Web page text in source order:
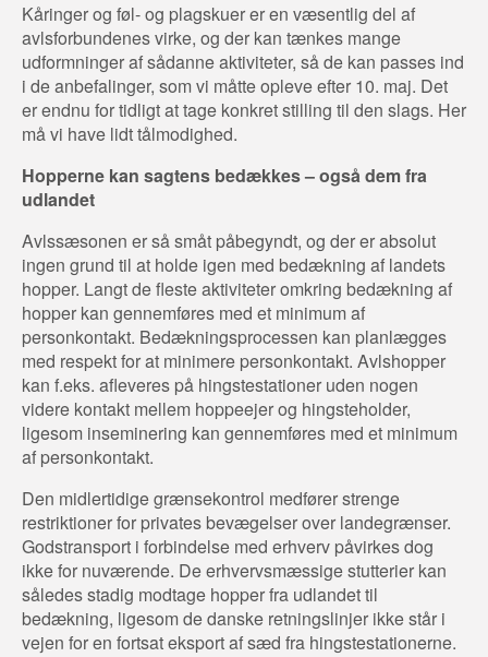
Kåringer og føl- og plagskuer er en væsentlig del af
avlsforbundenes virke, og der kan tænkes mange
udformninger af sådanne aktiviteter, så de kan passes ind
i de anbefalinger, som vi måtte opleve efter 10. maj. Det
er endnu for tidligt at tage konkret stilling til den slags. Her
må vi have lidt tålmodighed.
Hopperne kan sagtens bedækkes – også dem fra
udlandet
Avlssæsonen er så småt påbegyndt, og der er absolut
ingen grund til at holde igen med bedækning af landets
hopper. Langt de fleste aktiviteter omkring bedækning af
hopper kan gennemføres med et minimum af
personkontakt. Bedækningsprocessen kan planlægges
med respekt for at minimere personkontakt. Avlshopper
kan f.eks. afleveres på hingstestationer uden nogen
videre kontakt mellem hoppeejer og hingsteholder,
ligesom inseminering kan gennemføres med et minimum
af personkontakt.
Den midlertidige grænsekontrol medfører strenge
restriktioner for privates bevægelser over landegrænser.
Godstransport i forbindelse med erhverv påvirkes dog
ikke for nuværende. De erhvervsmæssige stutterier kan
således stadig modtage hopper fra udlandet til
bedækning, ligesom de danske retningslinjer ikke står i
vejen for en fortsat eksport af sæd fra hingstestationerne.